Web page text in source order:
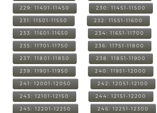
229: 11401-11450 230: 11451-11500
231: 11501-11550 232: 11551-11600
233: 11601-11650 234: 11651-11700
235: 11701-11750 236: 11751-11800
237: 11801-11850 238: 11851-11900
239: 11901-11950 240: 11951-12000
241: 12001-12050 242: 12051-12100
243: 12101-12150 244: 12151-12200
245: 12201-12250 246: 12251-12300